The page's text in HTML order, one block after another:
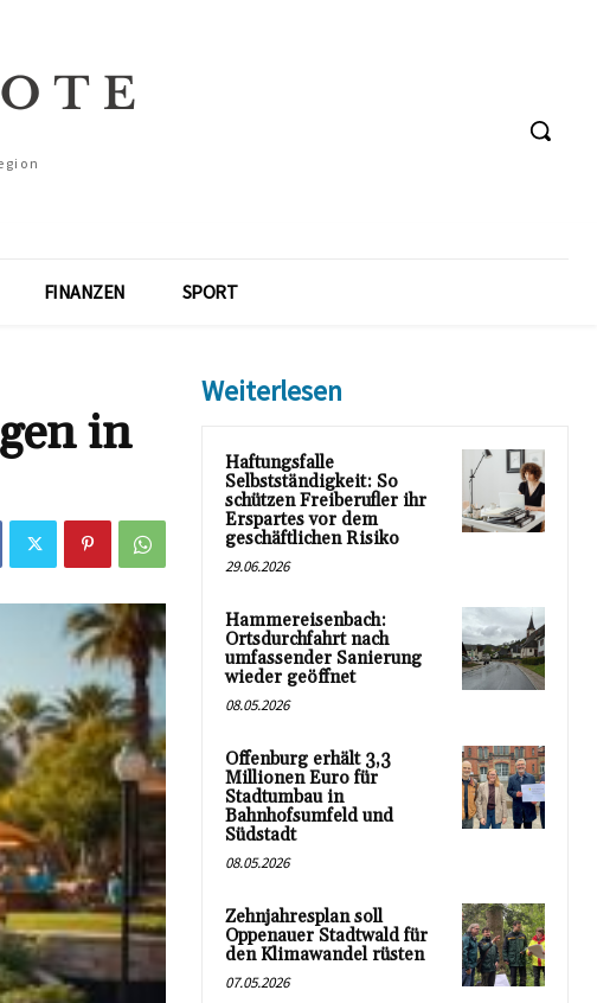
FINANZEN SPORT
in
Weiterlesen
Haftungsfalle
Selbstständigkeit: So
schützen Freiberufler ihr
Erspartes vor dem
geschäftlichen Risiko
29.06.2026
Hammereisenbach:
Ortsdurchfahrt nach
umfassender Sanierung
wieder geöffnet
08.05.2026
Offenburg erhält 3,3
Millionen Euro für
Stadtumbau in
Bahnhofsumfeld und
Südstadt
08.05.2026
Zehnjahresplan soll
Oppenauer Stadtwald für
den Klimawandel rüsten
07.05.2026